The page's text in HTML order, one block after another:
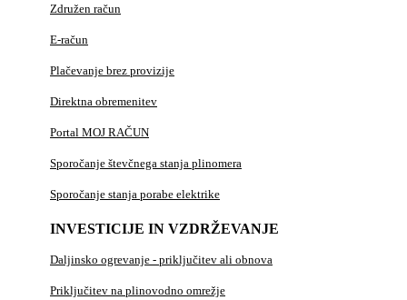
Združen račun
E-račun
Plačevanje brez provizije
Direktna obremenitev
Portal MOJ RAČUN
Sporočanje števčnega stanja plinomera
Sporočanje stanja porabe elektrike
INVESTICIJE IN VZDRŽEVANJE
Daljinsko ogrevanje - priključitev ali obnova
Priključitev na plinovodno omrežje